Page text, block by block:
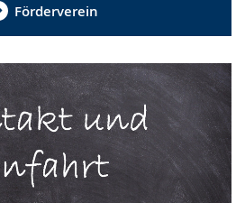
Förderverein